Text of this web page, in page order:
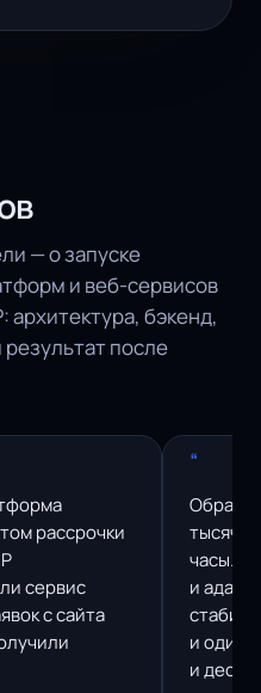
— о запуске
и веб-сервисов
архитектура, бэкенд,
после
рассрочки
сервис
с сайта
“
тысячи
часы.
и
и
и